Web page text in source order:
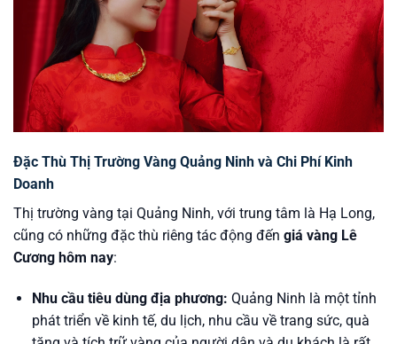
Đặc Thù Thị Trường Vàng Quảng Ninh và Chi Phí Kinh
Doanh
Thị trường vàng tại Quảng Ninh, với trung tâm là Hạ Long,
cũng có những đặc thù riêng tác động đến giá vàng Lê
Cương hôm nay:
Nhu cầu tiêu dùng địa phương: Quảng Ninh là một tỉnh
phát triển về kinh tế, du lịch, nhu cầu về trang sức, quà